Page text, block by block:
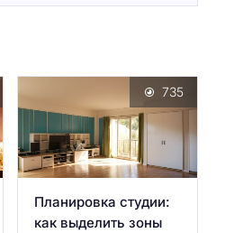
Планировка студии:
как выделить зоны
735